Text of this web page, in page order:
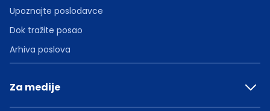
Upoznajte poslodavce
Dok tražite posao
Arhiva poslova
Za medije